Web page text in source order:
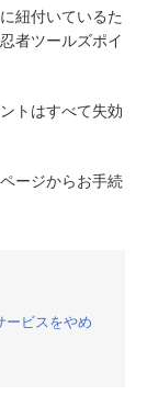
紐付いているた
者ツールズポイ
トはすべて失効
ージからお手続
ビスをやめ